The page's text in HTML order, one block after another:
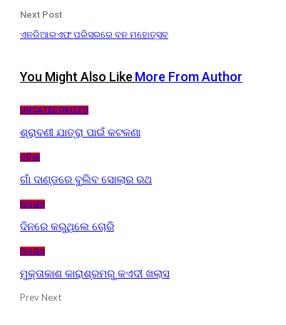
Next Post
ଏନଡିଆରଏଫ ପରିସରରେ ବନ ମହୋତ୍ସବ
You Might Also Like More From Author
UNCATEGORIZED
ଶ୍ରାବଣୀ ଯାତ୍ରା ପାଇଁ କଟକଣା
ଓଡ଼ିଶା
ଗାଁ ଦାଣ୍ଡରେ ବୁଲିବ ସୋଲାର ରଥ
ଅପରାଧ
ଦିନରେ କରୁଥିଲେ ଚୋରି
ଅପରାଧ
ମୁକ୍ତାକାଶ କାରାଶ୍ରମରୁ କଏଦୀ ଖଲାସ
PrevNext